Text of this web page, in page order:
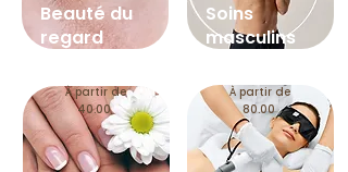
Beauté du
regard
À partir de
40.00
Soins
masculins
À partir de
80.00